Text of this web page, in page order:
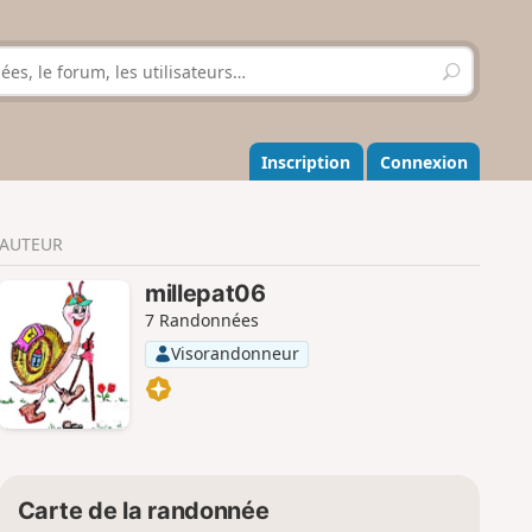
R
e
h
e
r
r
Inscription Connexion
AUTEUR
millepat06
7 Randonnées
Visorandonneur
Carte de la randonnée